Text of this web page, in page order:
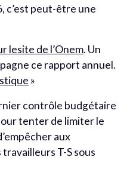
c’est peut-être une
lesite de l’Onem. Un
ce rapport annuel.
»
contrôle budgétaire
tenter de limiter le
aux
T-S sous